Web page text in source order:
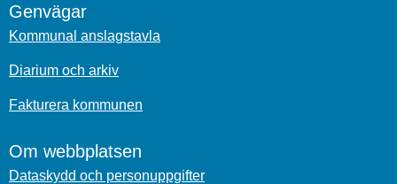
Genvägar
Kommunal anslagstavla
Diarium och arkiv
Fakturera kommunen
Om webbplatsen
Dataskydd och personuppgifter